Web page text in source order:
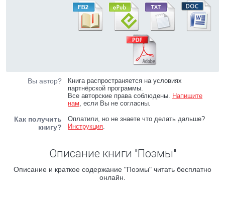
Вы автор?
Книга распространяется на условиях
партнёрской программы.
Все авторские права соблюдены. Напишите
нам, если Вы не согласны.
Как получить
книгу?
Оплатили, но не знаете что делать дальше?
Инструкция.
Описание книги "Поэмы"
Описание и краткое содержание "Поэмы" читать бесплатно
онлайн.